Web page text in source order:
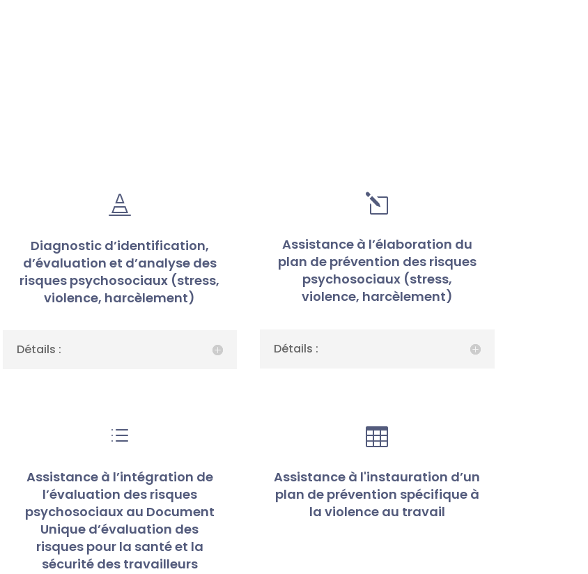

Diagnostic d’identification,
d’évaluation et d’analyse des
risques psychosociaux (stress,
violence, harcèlement)
Détails :
l
Assistance à l’élaboration du
plan de prévention des risques
psychosociaux (stress,
violence, harcèlement)
Détails :
d
Assistance à l’intégration de
l’évaluation des risques
psychosociaux au Document
Unique d’évaluation des
risques pour la santé et la
sécurité des travailleurs

Assistance à l'instauration d’un
plan de prévention spécifique à
la violence au travail